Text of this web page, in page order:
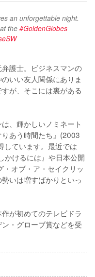
an unforgettable night.
the #GoldenGlobes
護士。ビジネスマンの
いい友人関係にありま
が、そこには裏がある
、輝かしいノミネート
あう時間たち』(2003
しています。最近では
かけるには』や日本公開
オブ・ア・セイクリッ
いは増すばかりといっ
が初めてのテレビドラ
・グローブ賞などを受